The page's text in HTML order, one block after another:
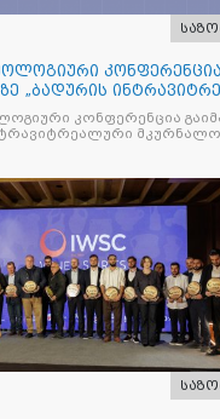
კონფერენცია
„ბადურის
კონფერენცია